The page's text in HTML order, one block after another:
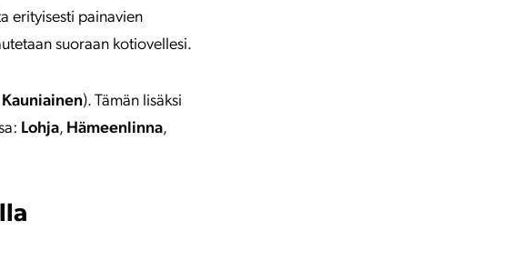
erityisesti painavien
suoraan kotiovellesi.
Kauniainen). Tämän lisäksi
Lohja, Hämeenlinna,